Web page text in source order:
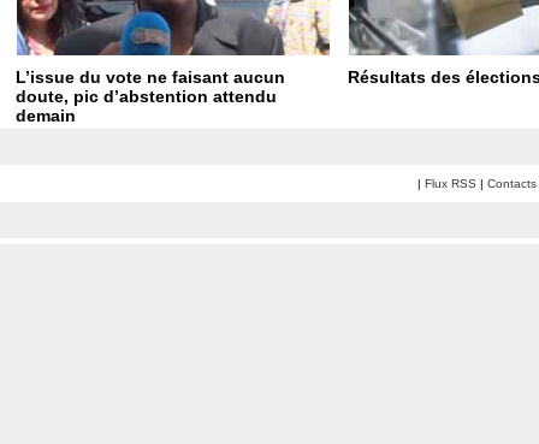
L’issue du vote ne faisant aucun
doute, pic d’abstention attendu
demain
Résultats des
| Flux RSS | Contacts